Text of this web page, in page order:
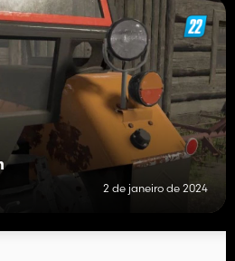
2 de janeiro de 2024